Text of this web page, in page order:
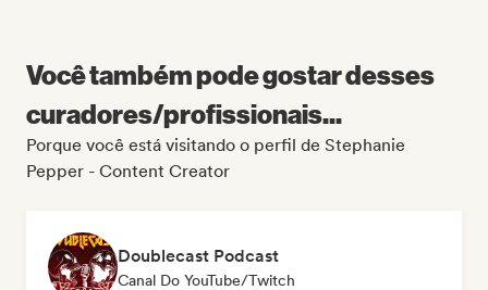
Você também pode gostar desses
curadores/profissionais...
Porque você está visitando o perfil de Stephanie
Pepper - Content Creator
Doublecast Podcast
Canal Do YouTube/Twitch